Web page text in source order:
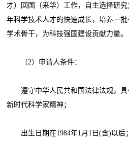
才）回国（来华）工作，自主选择研
年科学技术人才的快速成长，培养一
学术骨干，为科技强国建设贡献力量。
（2）申请人条件：
遵守中华人民共和国法律法规，具
新时代科学家精神；
出生日期在1984年1月1日(含)以后；